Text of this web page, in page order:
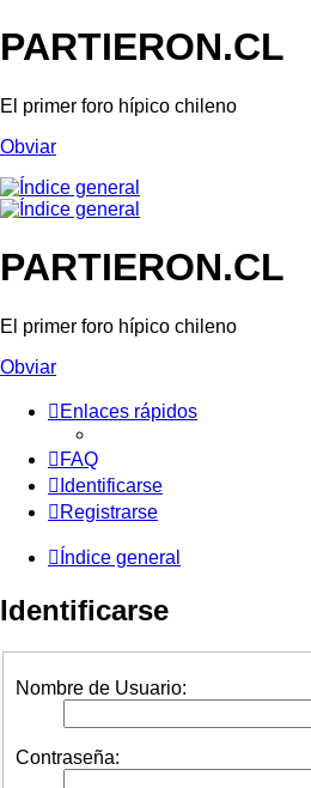
PARTIERON.CL
El primer foro hípico chileno
Obviar
PARTIERON.CL
El primer foro hípico chileno
Obviar
Enlaces rápidos
FAQ
Identificarse
Registrarse
Índice general
Identificarse
Nombre de Usuario:
Contraseña: